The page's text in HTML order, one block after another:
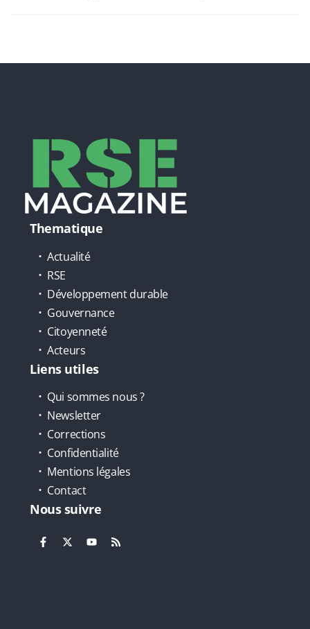
Thematique
Actualité
RSE
Développement durable
Gouvernance
Citoyenneté
Acteurs
Liens utiles
Qui sommes nous ?
Newsletter
Corrections
Confidentialité
Mentions légales
Contact
Nous suivre